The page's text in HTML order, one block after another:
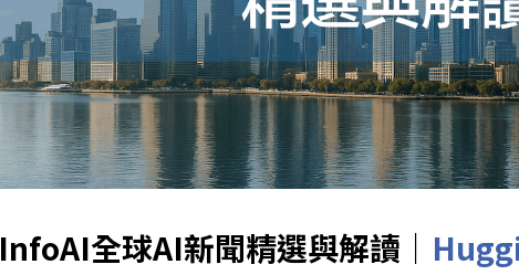
InfoAI全球AI新聞精選與解讀｜